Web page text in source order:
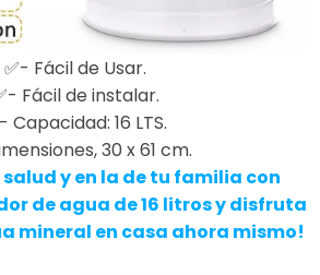
✅- Fácil de Usar.
Fácil de instalar.
Capacidad: 16 LTS.
30 x 61 cm.
salud y en la de tu familia con
de agua de 16 litros y disfruta
mineral en casa ahora mismo!